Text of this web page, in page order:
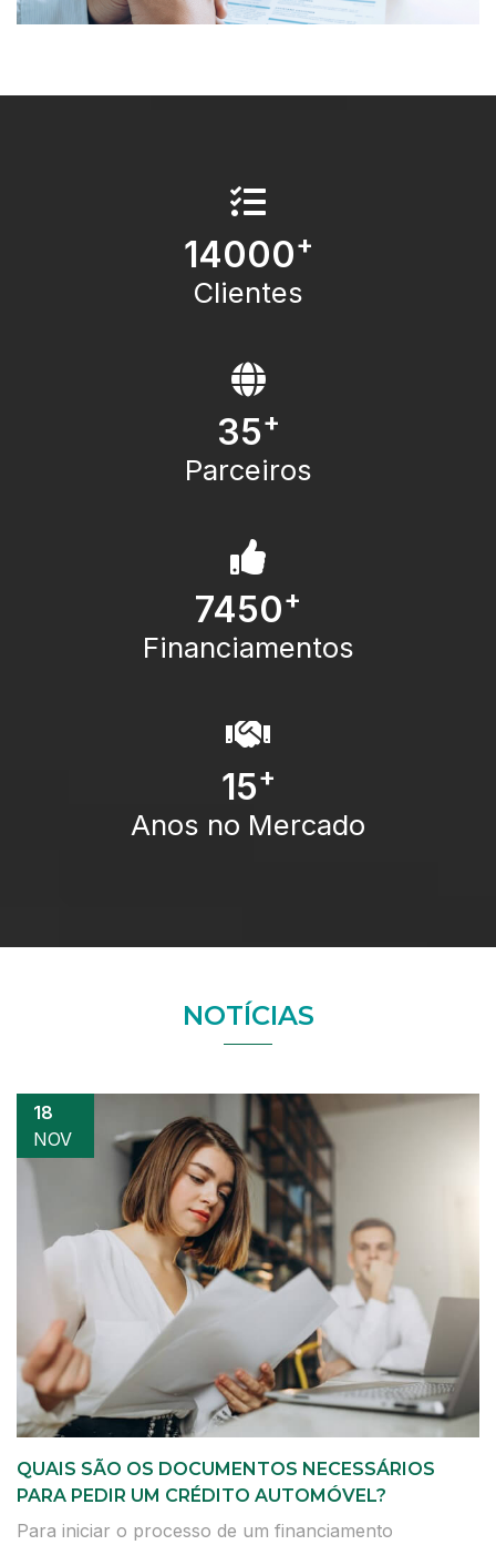
14000+
Clientes
35+
Parceiros
7450+
Financiamentos
15+
Anos no Mercado
NOTÍCIAS
18
NOV
QUAIS SÃO OS DOCUMENTOS NECESSÁRIOS
PARA PEDIR UM CRÉDITO AUTOMÓVEL?
Para iniciar o processo de um financiamento